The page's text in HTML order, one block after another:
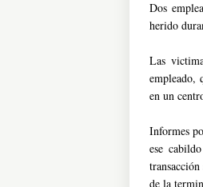
Dos
herido
Las
empleado,
en un
Informes
ese
de la